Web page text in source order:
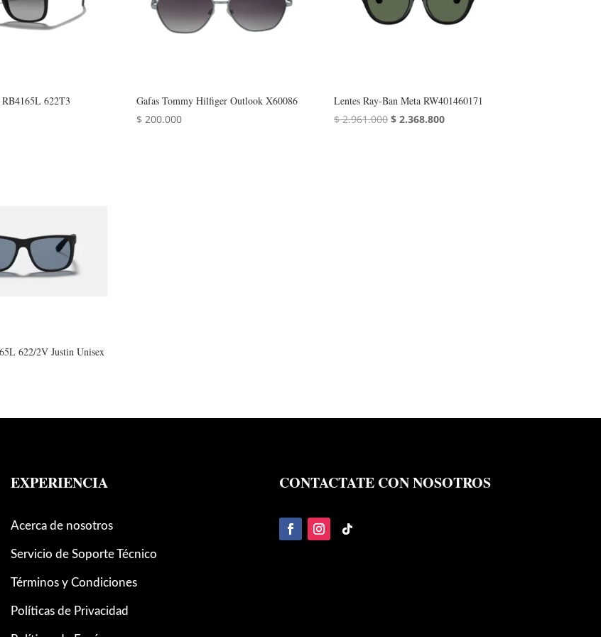
RB4165L 622T3
Gafas Tommy Hilfiger Outlook X60086
$ 200.000
Lentes Ray‑Ban Meta RW401460171
$2.961.000 El
$ 2.368.800El
622/2V Justin Unisex
EXPERIENCIA
Acerca de nosotros
Servicio de Soporte Técnico
Términos y Condiciones
Políticas de Privacidad
CONTACTATE CON NOSOTROS